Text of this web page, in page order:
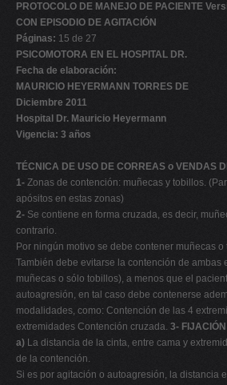
PROTOCOLO DE MANEJO DE PACIENTE
CON EPISODIO DE AGITACIÓN
Páginas: 15 de 27
PSICOMOTORA EN EL HOSPITAL DR.
Fecha de elaboración:
MAURICIO HEYERMANN TORRES DE
Diciembre 2011
Hospital Dr. Mauricio Heyermann
Vigencia: 3 años
TÉCNICA DE USO DE CORREAS o VENDAS
1- Zonas de contención: muñecas y tobillos.
apósitos en estas zonas)
2- Se contiene en forma cruzada, es decir,
contrario.
Por ningún motivo se debe contener muñecas
También debe evitarse la contención de ambas
muñecas o sólo tobillos), a menos que el
autoagresión, en tal caso debe contenerse
modalidades, como: Contención de las 4
extremidades Contención cruzada. 3- FIJACIÓN
a) La distancia de la cinta, entre cama y
de la contención.
Si es por agitación o autoagresión, la distancia